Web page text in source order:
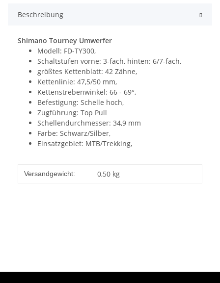
Beschreibung
Shimano Tourney Umwerfer
Modell: FD-TY300,
Schaltstufen vorne: 3-fach, hinten: 6/7-fach,
größtes Kettenblatt: 42 Zähne,
Kettenlinie: 47,5/50 mm,
Kettenstrebenwinkel: 66 - 69°,
Befestigung: Schelle hoch,
Zugführung: Top Pull
Schellendurchmesser: 34,9 mm
Farbe: Schwarz/Silber,
Einsatzgebiet: MTB/Trekking,
Versandgewicht: 0,50 kg